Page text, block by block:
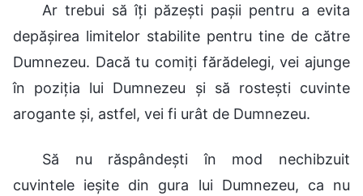
Ar trebui să îți păzești pașii pentru a evita
depășirea limitelor stabilite pentru tine de către
Dumnezeu. Dacă tu comiți fărădelegi, vei ajunge
în poziția lui Dumnezeu și să rostești cuvinte
arogante și, astfel, vei fi urât de Dumnezeu.
Să nu răspândești în mod nechibzuit
cuvintele ieșite din gura lui Dumnezeu, ca nu